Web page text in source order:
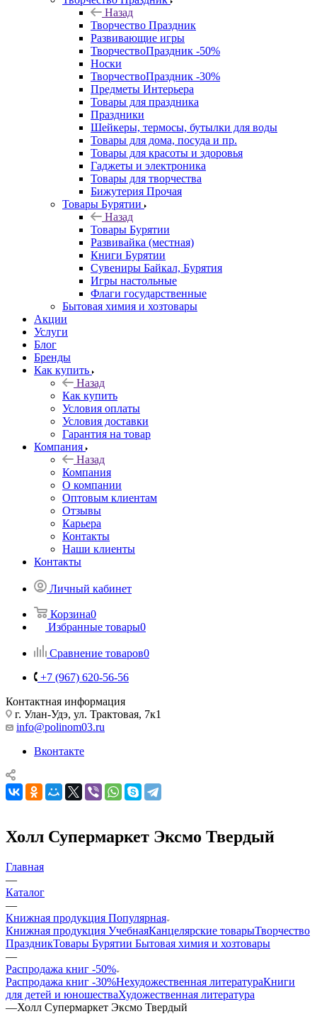
Назад
Творчество Праздник
Развивающие игры
ТворчествоПраздник -50%
Носки
ТворчествоПраздник -30%
Предметы Интерьера
Товары для праздника
Праздники
Шейкеры, термосы, бутылки для воды
Товары для дома, посуда и пр.
Товары для красоты и здоровья
Гаджеты и электроника
Товары для творчества
Бижутерия Прочая
Товары Бурятии
Назад
Товары Бурятии
Развивайка (местная)
Книги Бурятии
Сувениры Байкал, Бурятия
Игры настольные
Флаги государственные
Бытовая химия и хозтовары
Акции
Услуги
Блог
Бренды
Как купить
Назад
Как купить
Условия оплаты
Условия доставки
Гарантия на товар
Компания
Назад
Компания
О компании
Оптовым клиентам
Отзывы
Карьера
Контакты
Наши клиенты
Контакты
Личный кабинет
Корзина0
Избранные товары0
Сравнение товаров0
+7 (967) 620-56-56
Контактная информация
г. Улан-Удэ, ул. Трактовая, 7к1
info@polinom03.ru
Вконтакте
Холл Супермаркет Эксмо Твердый
Главная
—
Каталог
—
Книжная продукция Популярная
Книжная продукция УчебнаяКанцелярские товарыТворчество
ПраздникТовары Бурятии Бытовая химия и хозтовары
—
Распродажа книг -50%
Распродажа книг -30%Нехудожественная литератураКниги
для детей и юношестваХудожественная литература
—Холл Супермаркет Эксмо Твердый